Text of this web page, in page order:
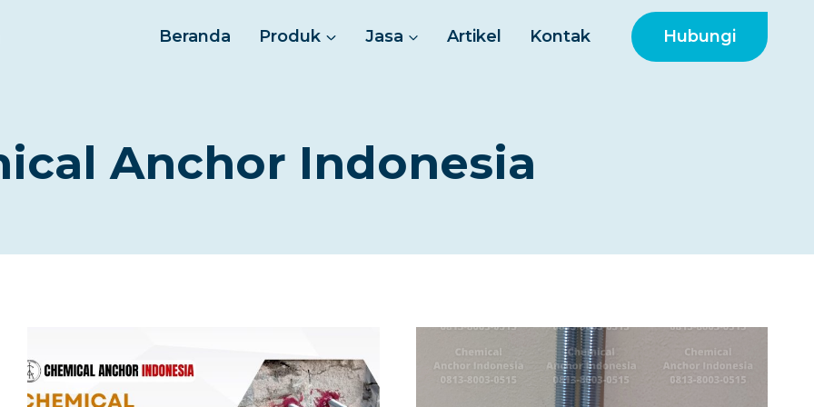
Beranda Produk Jasa Artikel Kontak Hubungi
Anchor Indonesia